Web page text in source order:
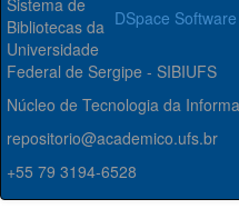
DSpace Software
Sistema de
Bibliotecas da
Universidade
Federal de Sergipe - SIBIUFS
Núcleo de Tecnologia da
repositorio@academico.ufs.br
+55 79 3194-6528